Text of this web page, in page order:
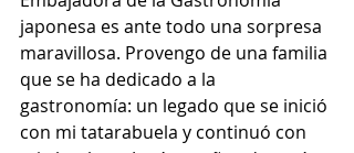
japonesa es ante todo una sorpresa
maravillosa. Provengo de una familia
que se ha dedicado a la
gastronomía: un legado que se inició
con mi tatarabuela y continuó con